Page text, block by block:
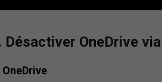
Désactiver OneDrive